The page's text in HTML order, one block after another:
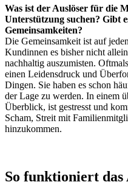
Was ist der Auslöser für die
Unterstützung suchen? Gibt
Gemeinsamkeiten?
Die Gemeinsamkeit ist auf
Kundinnen es bisher nicht
nachhaltig auszumisten.
einen Leidensdruck und
Dingen. Sie haben es schon
der Lage zu werden. In einem
Überblick, ist gestresst und
Scham, Streit mit
hinzukommen.
So funktioniert